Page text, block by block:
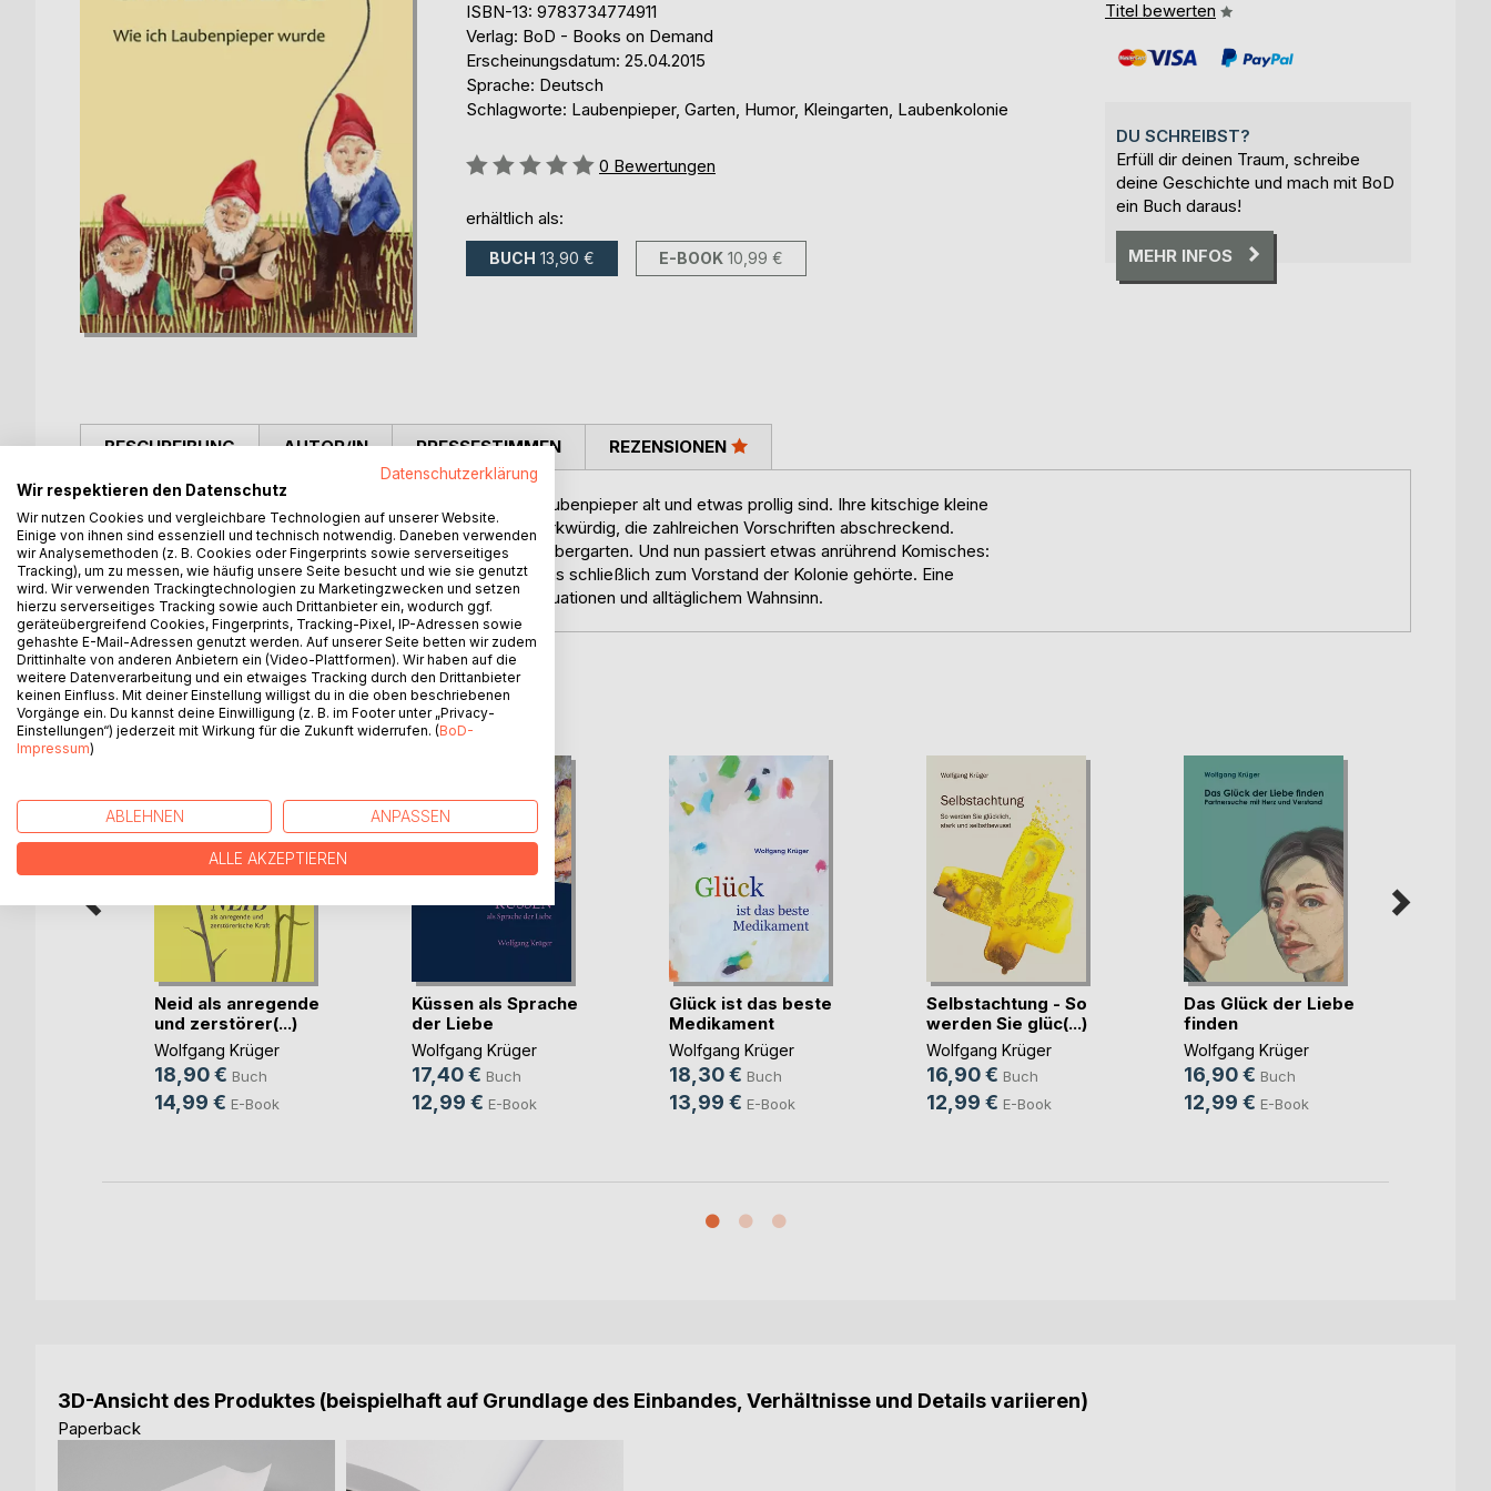
ISBN-13: 9783734774911
Verlag: BoD - Books on Demand
Erscheinungsdatum: 25.04.2015
Sprache: Deutsch
Schlagworte: Laubenpieper, Garten, Humor, Kleingarten, Laubenkolonie
Bewertung::
0 Bewertungen
erhältlich als:
BUCH 13,90 € E-BOOK 10,99 €
Titel bewerten
DU SCHREIBST?
Erfüll dir deinen Traum, schreibe
deine Geschichte und mach mit BoD
ein Buch daraus!
MEHR INFOS
BESCHREIBUNG
Bis vor wenigen Jahren war ich davon überzeugt, dass Laubenpieper alt und etwas prollig sind. Ihre kitschige kleine
Welt mit Gartenzwergen und Märchenfiguren fand ich merkwürdig, die zahlreichen Vorschriften abschreckend.
Doch dann verliebte ich mich in eine Frau mit einem Schrebergarten. Und nun passiert etwas anrührend Komisches:
Aus dem überzeugten Gegner wird ein Vereinsmitglied, das schließlich zum Vorstand der Kolonie gehörte. Eine
Liebeserklärung an Schrebergärten zwischen witzigen Situationen und alltäglichem Wahnsinn.
AUTOR/IN PRESSESTIMMEN REZENSIONEN
WEITERE TITEL BEIBoD
Neid als anregende
und zerstörer(...)
Wolfgang Krüger
18,90 € Buch
14,99 € E-Book
Küssen als Sprache
der Liebe
Wolfgang Krüger
17,40 € Buch
12,99 € E-Book
Glück ist das beste
Medikament
Wolfgang Krüger
18,30 € Buch
13,99 € E-Book
Selbstachtung - So
werden Sie glüc(...)
Wolfgang Krüger
16,90 € Buch
12,99 € E-Book
Das Glück der Liebe
finden
Wolfgang Krüger
16,90 € Buch
12,99 € E-Book
3D-Ansicht des Produktes (beispielhaft auf Grundlage des Einbandes, Verhältnisse und Details variieren)
Paperback
Datenschutzerklärung
Wir respektieren den Datenschutz
Wir nutzen Cookies und vergleichbare Technologien auf unserer Website.
Einige von ihnen sind essenziell und technisch notwendig. Daneben verwenden
wir Analysemethoden (z. B. Cookies oder Fingerprints sowie serverseitiges
Tracking), um zu messen, wie häufig unsere Seite besucht und wie sie genutzt
wird. Wir verwenden Trackingtechnologien zu Marketingzwecken und setzen
hierzu serverseitiges Tracking sowie auch Drittanbieter ein, wodurch ggf.
geräteübergreifend Cookies, Fingerprints, Tracking-Pixel, IP-Adressen sowie
gehashte E-Mail-Adressen genutzt werden. Auf unserer Seite betten wir zudem
Drittinhalte von anderen Anbietern ein (Video-Plattformen). Wir haben auf die
weitere Datenverarbeitung und ein etwaiges Tracking durch den Drittanbieter
keinen Einfluss. Mit deiner Einstellung willigst du in die oben beschriebenen
Vorgänge ein. Du kannst deine Einwilligung (z. B. im Footer unter „Privacy-
Einstellungen“) jederzeit mit Wirkung für die Zukunft widerrufen. (BoD-
Impressum)
ABLEHNEN ANPASSEN
ALLE AKZEPTIEREN